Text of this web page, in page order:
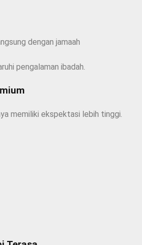
dengan jamaah
pengalaman ibadah.
memiliki ekspektasi lebih tinggi.